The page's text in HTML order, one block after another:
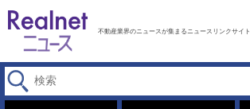
不動産業界のニュースが集まるニュースリンクサイト